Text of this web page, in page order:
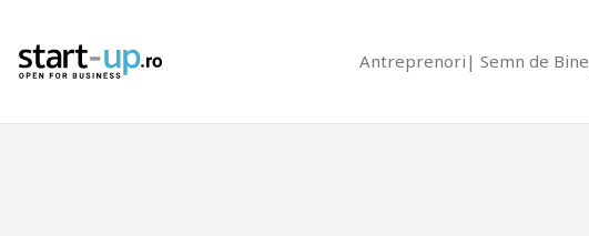
Antreprenori Semn de Bine